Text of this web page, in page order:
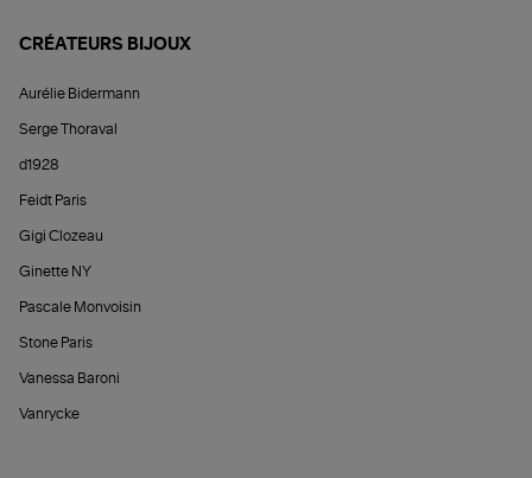
CRÉATEURS BIJOUX
Aurélie Bidermann
Serge Thoraval
d1928
Feidt Paris
Gigi Clozeau
Ginette NY
Pascale Monvoisin
Stone Paris
Vanessa Baroni
Vanrycke